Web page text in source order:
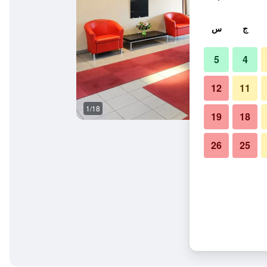
1/18
ج س
4
5
11
12
18
19
25
26